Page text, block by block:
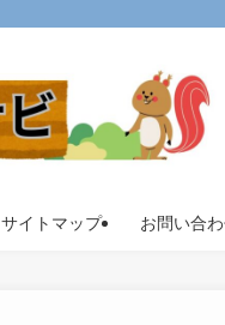
サイトマップ お問い合